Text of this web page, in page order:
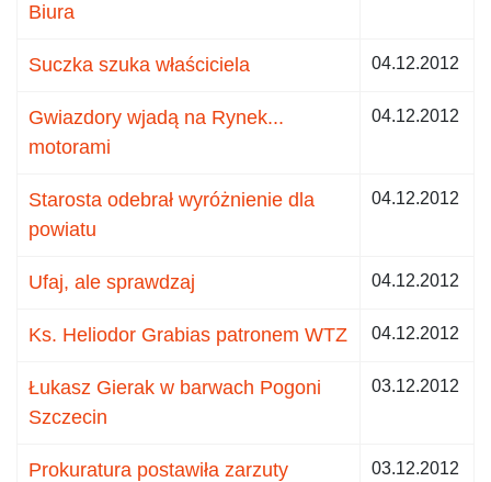
Biura
Suczka szuka właściciela 04.12.2012
Gwiazdory wjadą na Rynek...
motorami
04.12.2012
Starosta odebrał wyróżnienie dla
powiatu
04.12.2012
Ufaj, ale sprawdzaj 04.12.2012
Ks. Heliodor Grabias patronem WTZ 04.12.2012
Łukasz Gierak w barwach Pogoni
Szczecin
03.12.2012
Prokuratura postawiła zarzuty
03.12.2012